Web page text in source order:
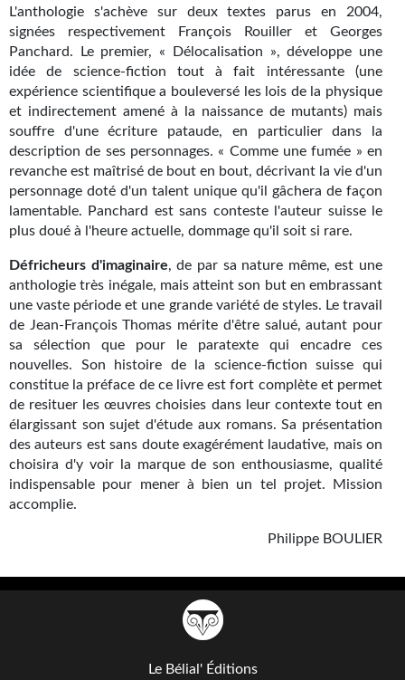
L'anthologie s'achève sur deux textes parus en 2004,
signées respectivement François Rouiller et Georges
Panchard. Le premier, « Délocalisation », développe une
idée de science-fiction tout à fait intéressante (une
expérience scientifique a bouleversé les lois de la physique
et indirectement amené à la naissance de mutants) mais
souffre d'une écriture pataude, en particulier dans la
description de ses personnages. « Comme une fumée » en
revanche est maîtrisé de bout en bout, décrivant la vie d'un
personnage doté d'un talent unique qu'il gâchera de façon
lamentable. Panchard est sans conteste l'auteur suisse le
plus doué à l'heure actuelle, dommage qu'il soit si rare.
Défricheurs d'imaginaire, de par sa nature même, est une
anthologie très inégale, mais atteint son but en embrassant
une vaste période et une grande variété de styles. Le travail
de Jean-François Thomas mérite d'être salué, autant pour
sa sélection que pour le paratexte qui encadre ces
nouvelles. Son histoire de la science-fiction suisse qui
constitue la préface de ce livre est fort complète et permet
de resituer les œuvres choisies dans leur contexte tout en
élargissant son sujet d'étude aux romans. Sa présentation
des auteurs est sans doute exagérément laudative, mais on
choisira d'y voir la marque de son enthousiasme, qualité
indispensable pour mener à bien un tel projet. Mission
accomplie.
Philippe BOULIER
Le Bélial' Éditions